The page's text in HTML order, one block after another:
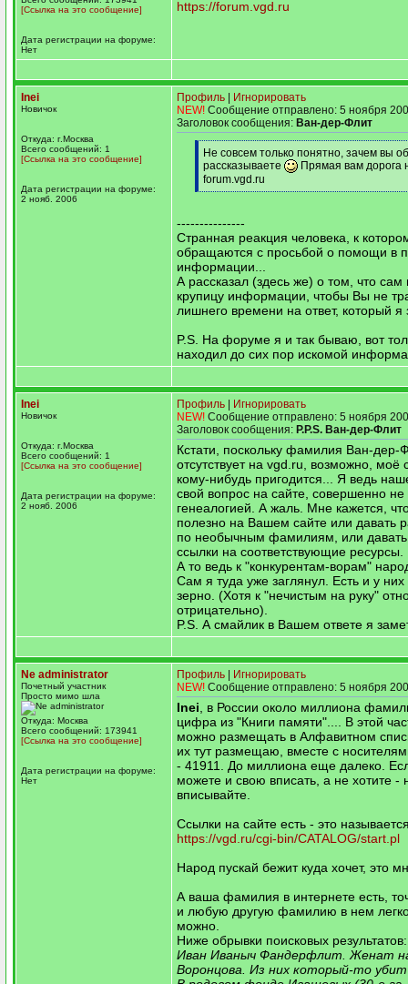
[Ссылка на это сообщение]
Дата регистрации на форуме:
Нет
https://forum.vgd.ru
Inei
Новичок
Откуда: г.Москва
Всего сообщений: 1
[Ссылка на это сообщение]
Дата регистрации на форуме:
2 нояб. 2006
Профиль
Игнорировать
NEW! Сообщение отправлено: 5 ноября
Заголовок сообщения: Ван-дер-Флит
[q]
Не совсем только понятно, зачем вы
рассказываете
Прямая вам дорога
forum.vgd.ru
[/q]
---------------
Странная реакция человека, к
обращаются с просьбой о помощи в
информации...
А рассказал (здесь же) о том, что
крупицу информации, чтобы Вы не
лишнего времени на ответ, который я
P.S. На форуме я и так бываю, вот
находил до сих пор искомой
Inei
Новичок
Откуда: г.Москва
Всего сообщений: 1
[Ссылка на это сообщение]
Дата регистрации на форуме:
2 нояб. 2006
Профиль
Игнорировать
NEW! Сообщение отправлено: 5 ноября
Заголовок сообщения: P.P.S. Ван-дер-Флит
Кстати, поскольку фамилия Ван-дер-
отсутствует на vgd.ru, возможно, моё
кому-нибудь пригодится... Я ведь
свой вопрос на сайте, совершенно не
генеалогией. А жаль. Мне кажется,
полезно на Вашем сайте или давать
по необычным фамилиям, или
ссылки на соответствующие ресурсы.
А то ведь к "конкурентам-ворам"
Сам я туда уже заглянул. Есть и у
зерно. (Хотя к "нечистым на руку"
отрицательно).
P.S. А смайлик в Вашем ответе я
Ne administrator
Почетный участник
Просто мимо шла
Откуда: Москва
Всего сообщений: 173941
[Ссылка на это сообщение]
Дата регистрации на форуме:
Нет
Профиль
Игнорировать
NEW! Сообщение отправлено: 5 ноября
Inei , в России около миллиона
цифра из "Книги памяти".... В этой
можно размещать в Алфавитном
их тут размещаю, вместе с
- 41911. До миллиона еще далеко.
можете и свою вписать, а не хотите -
вписывайте.
Ссылки на сайте есть - это
https://vgd.ru/cgi-bin/CATALOG/start.pl
Народ пускай бежит куда хочет, это
А ваша фамилия в интернете есть,
и любую другую фамилию в нем
можно.
Ниже обрывки поисковых результатов:
Иван Иваныч Фандерфлит. Женат
Воронцова. Из них который-то